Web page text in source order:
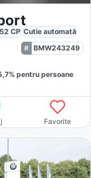
CP Cutie automată
BMW243249
% pentru persoane
Favorite